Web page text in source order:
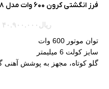
فرز انگشتی کرون 600 وات مدل CT13308
ریال ۴۰.۹۰۰.۰۰۰
توان موتور 600 وات
سایز کولت 6 میلیمتر
گلو کوتاه، مجهز به پوشش آهنی